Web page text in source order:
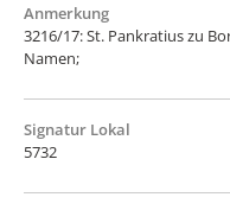
Anmerkung
3216/17: St. Pankratius zu
Namen;
Signatur Lokal
5732